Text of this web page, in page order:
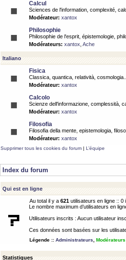
Calcul
Sciences de l'information, complexité,
Modérateur: xantox
Philosophie
Philosophie de l'esprit, épistemologie,
Modérateurs: xantox Ache
Italiano
Fisica
Classica, quantica, relatività, cosmologia..
Modérateur: xantox
Calcolo
Scienze dell'informazione, complessità,
Modérateur: xantox
Filosofia
Filosofia della mente, epistemologia,
Modérateur: xantox
Supprimer tous les cookies du forum | L’équipe
Index du forum
Qui est en ligne
Au total il y a 621 utilisateurs en ligne ::
Le nombre maximum d’utilisateurs en
Utilisateurs inscrits : Aucun utilisateur
Ces données sont basées sur les
Légende :: Administrateurs
Statistiques